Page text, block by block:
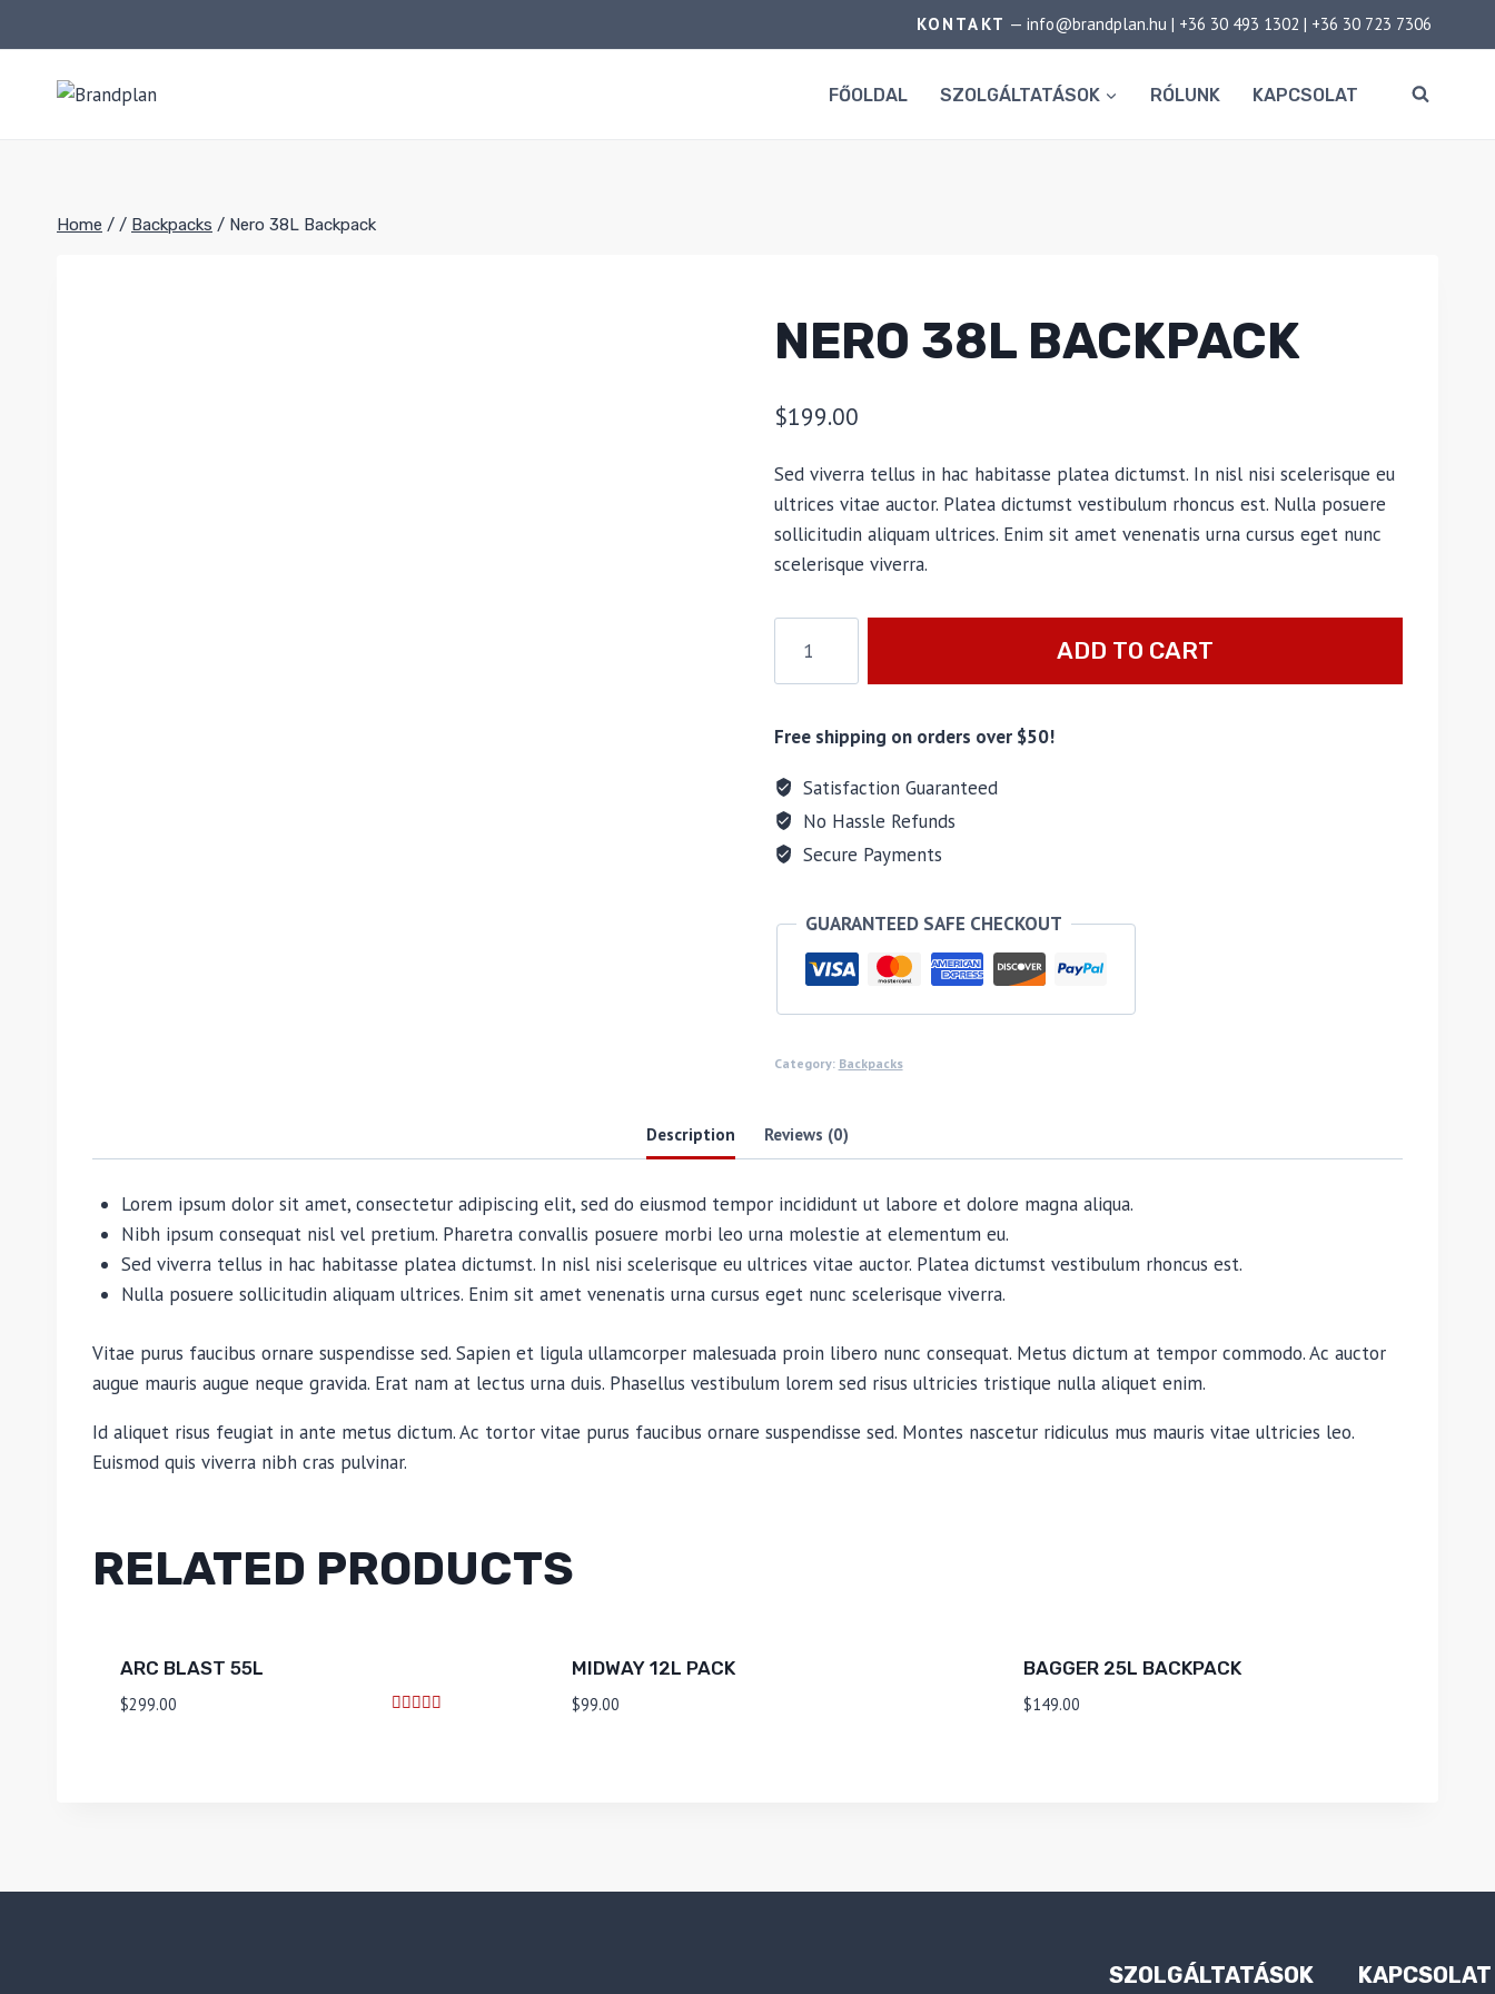
to
KONTAKT — info@brandplan.hu | +36 30 493 1302 | +36 30 723 7306
FŐOLDAL SZOLGÁLTATÁSOK RÓLUNK KAPCSOLAT
Home / / Backpacks / Nero 38L Backpack
NERO 38L BACKPACK
$199.00
Sed viverra tellus in hac habitasse platea dictumst. In nisl nisi scelerisque eu
ultrices vitae auctor. Platea dictumst vestibulum rhoncus est. Nulla posuere
sollicitudin aliquam ultrices. Enim sit amet venenatis urna cursus eget nunc
scelerisque viverra.
Backpack
ADD TO CART
Free shipping on orders over $50!
Satisfaction Guaranteed
No Hassle Refunds
Secure Payments
GUARANTEED SAFE CHECKOUT
Category: Backpacks
Description Reviews (0)
Lorem ipsum dolor sit amet, consectetur adipiscing elit, sed do eiusmod tempor incididunt ut labore et dolore magna aliqua.
Nibh ipsum consequat nisl vel pretium. Pharetra convallis posuere morbi leo urna molestie at elementum eu.
Sed viverra tellus in hac habitasse platea dictumst. In nisl nisi scelerisque eu ultrices vitae auctor. Platea dictumst vestibulum rhoncus est.
Nulla posuere sollicitudin aliquam ultrices. Enim sit amet venenatis urna cursus eget nunc scelerisque viverra.
Vitae purus faucibus ornare suspendisse sed. Sapien et ligula ullamcorper malesuada proin libero nunc consequat. Metus dictum at tempor commodo. Ac auctor
augue mauris augue neque gravida. Erat nam at lectus urna duis. Phasellus vestibulum lorem sed risus ultricies tristique nulla aliquet enim.
Id aliquet risus feugiat in ante metus dictum. Ac tortor vitae purus faucibus ornare suspendisse sed. Montes nascetur ridiculus mus mauris vitae ultricies leo.
Euismod quis viverra nibh cras pulvinar.
RELATED PRODUCTS
ARC BLAST 55L
$299.00
MIDWAY 12L PACK
$99.00
BAGGER 25L BACKPACK
$149.00
SZOLGÁLTATÁSOK KAPCSOLAT